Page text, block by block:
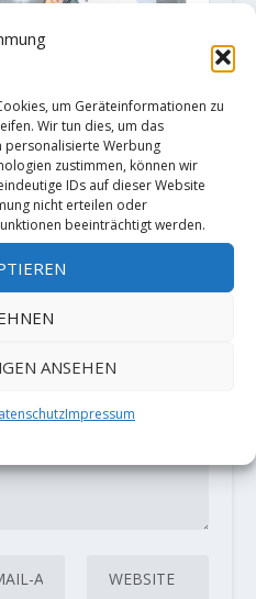
um Geräteinformationen zu
Wir tun dies, um das
personalisierte Werbung
zustimmen, können wir
IDs auf dieser Website
nicht erteilen oder
beeinträchtigt werden.
ANSEHEN
Impressum
(Bouldern)
ANTWORT
wird nicht
Felder